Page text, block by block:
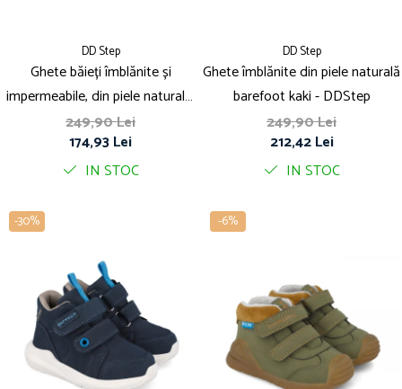
DD Step
Ghete băieți îmblănite și
impermeabile, din piele naturală,
fosforescente - DDStep
249,90 Lei
174,93 Lei
IN STOC
DD Step
Ghete îmblănite din piele naturală
barefoot kaki - DDStep
249,90 Lei
212,42 Lei
IN STOC
-30% -6%